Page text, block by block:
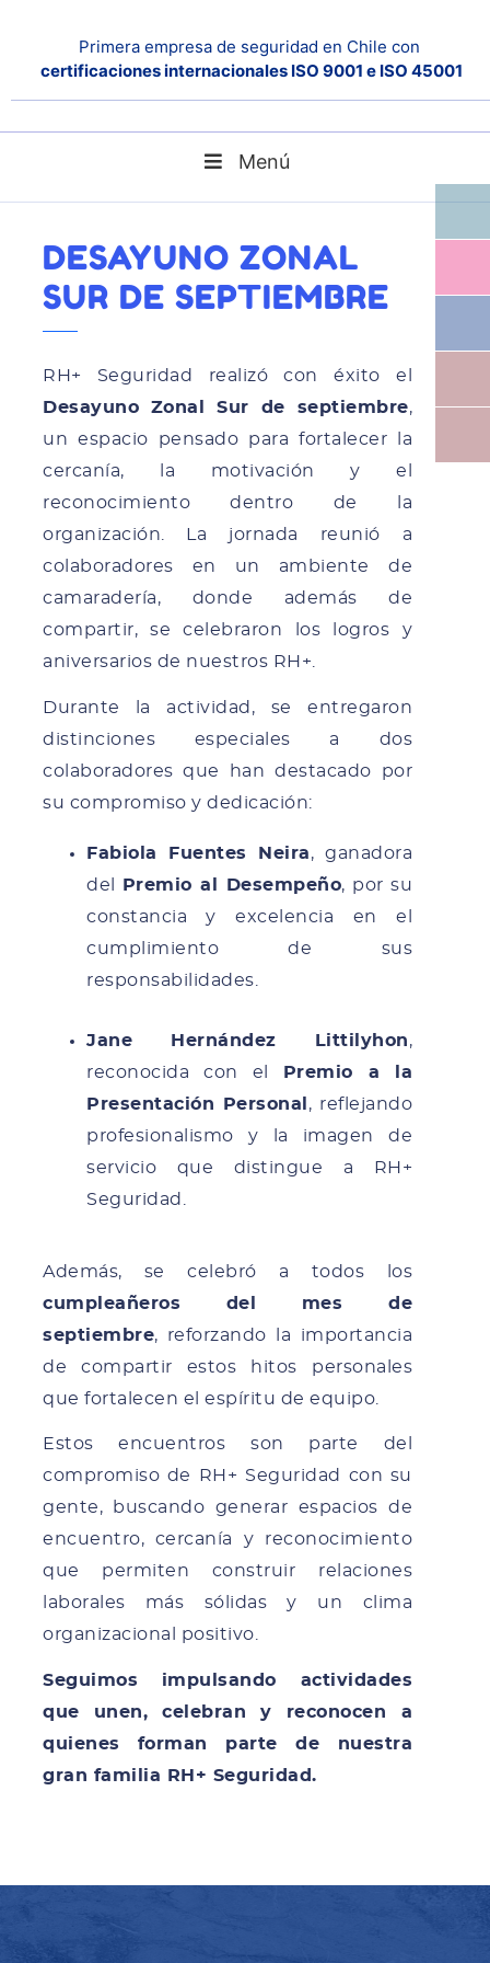
Primera empresa de seguridad en Chile con
certificaciones internacionales ISO 9001 e ISO 45001
Menú
Desayuno Zonal Sur de septiembre
DESAYUNO ZONAL
SUR DE SEPTIEMBRE
RH+ Seguridad realizó con éxito el
Desayuno Zonal Sur de septiembre,
un espacio pensado para fortalecer la
cercanía, la motivación y el
reconocimiento dentro de la
organización. La jornada reunió a
colaboradores en un ambiente de
camaradería, donde además de
compartir, se celebraron los logros y
aniversarios de nuestros RH+.
Durante la actividad, se entregaron
distinciones especiales a dos
colaboradores que han destacado por
su compromiso y dedicación:
Fabiola Fuentes Neira, ganadora
del
Premio al Desempeño, por su
constancia y excelencia en el
cumplimiento de sus
responsabilidades.
Jane Hernández Littilyhon,
reconocida con el
Premio a la
Presentación Personal , reflejando
profesionalismo y la imagen de
servicio que distingue a RH+
Seguridad.
Además, se celebró a todos los
cumpleañeros del mes de
septiembre, reforzando la importancia
de compartir estos hitos personales
que fortalecen el espíritu de equipo.
Estos encuentros son parte del
compromiso de RH+ Seguridad con su
gente, buscando generar espacios de
encuentro, cercanía y reconocimiento
que permiten construir relaciones
laborales más sólidas y un clima
organizacional positivo.
Seguimos impulsando actividades
que unen, celebran y reconocen a
quienes forman parte de nuestra
gran familia RH+ Seguridad.